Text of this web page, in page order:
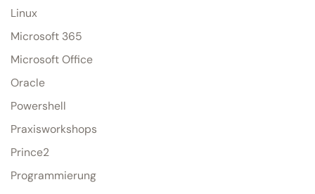
Linux
Microsoft 365
Microsoft Office
Oracle
Powershell
Praxisworkshops
Prince2
Programmierung